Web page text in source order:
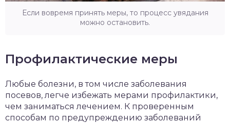
Если вовремя принять меры, то процесс увядания
можно остановить.
Профилактические меры
Любые болезни, в том числе заболевания
посевов, легче избежать мерами профилактики,
чем заниматься лечением. К проверенным
способам по предупреждению заболеваний